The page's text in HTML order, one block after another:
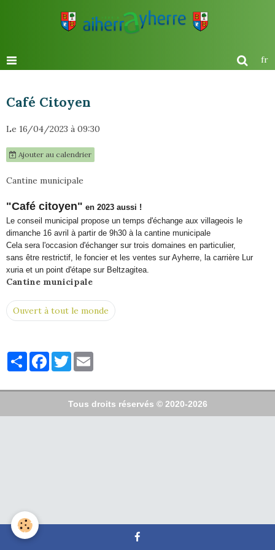
fr
Café Citoyen
Le 16/04/2023 à 09:30
Ajouter au calendrier
Cantine municipale
"Café citoyen" en 2023 aussi !
Le conseil municipal propose un temps d'échange aux villageois le
dimanche 16 avril à partir de 9h30 à la cantine municipale
Cela sera l'occasion d'échanger sur trois domaines en particulier,
sans être restrictif, le foncier et les ventes sur Ayherre, la carrière Lur
xuria et un point d'étape sur Beltzagitea.
Cantine municipale
Ouvert à tout le monde
PartagerFacebook
Twitter
Tous droits réservés © 2020-2026